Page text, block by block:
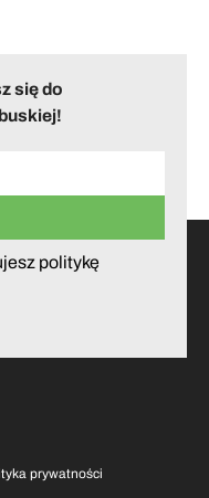
się do
politykę
prywatności